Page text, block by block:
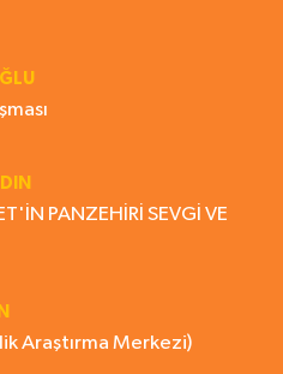
PANZEHİRİ SEVGİ VE
RAM (Rehberlik Araştırma Merkezi)